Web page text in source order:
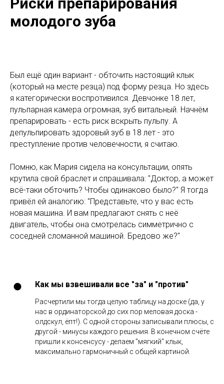
молодого зуба
Был ещё один вариант - обточить настоящий клык
(который на месте резца) под форму резца. Но здесь
я категорически воспротивился. Девчонке 18 лет,
пульпарная камера огромная, зуб витальный. Начнём
препарировать - есть риск вскрыть пульпу. А
депульпировать здоровый зуб в 18 лет - это
преступление против человечности, я считаю.
Помню, как Мария сидела на консультации, опять
крутила свой браслет и спрашивала: "Доктор, а может
всё-таки обточить? Чтобы одинаково было?" Я тогда
привёл ей аналогию: "Представьте, что у вас есть
новая машина. И вам предлагают снять с неё
двигатель, чтобы она смотрелась симметрично с
соседней сломанной машиной. Бредово же?"
Как мы взвешивали все "за" и "против"
Расчертили мы тогда целую таблицу на доске (да, у
нас в ординаторской до сих пор меловая доска -
олдскул, ёпт!). С одной стороны записывали плюсы, с
другой - минусы каждого решения. В конечном счёте
пришли к консенсусу - делаем "мягкий" клык,
максимально гармоничный с общей картиной.